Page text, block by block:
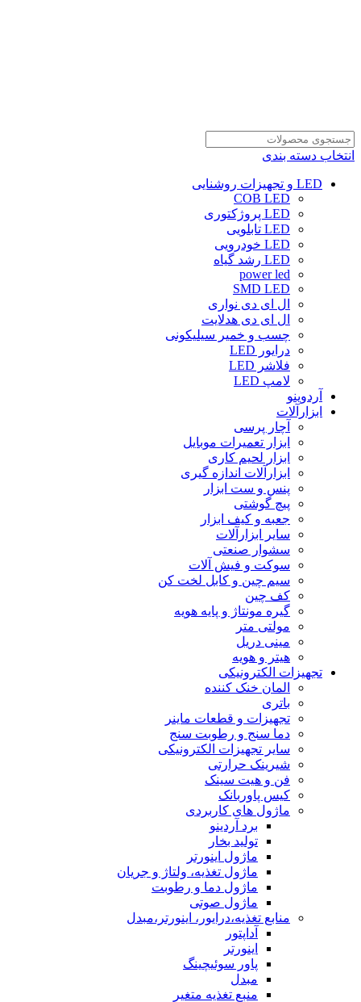
انتخاب دسته بندی
LED و تجهیزات روشنایی
COB LED
LED پروژکتوری
LED تابلویی
LED خودرویی
LED رشد گیاه
power led
SMD LED
ال ای دی نواری
ال ای دی هدلایت
چسب و خمیر سیلیکونی
درایور LED
فلاشر LED
لامپ LED
آردوینو
ابزارآلات
آچار پرسی
ابزار تعمیرات موبایل
ابزار لحیم کاری
ابزارآلات اندازه گیری
پنس و ست ابزار
پیچ گوشتی
جعبه و کیف ابزار
سایر ابزارآلات
سشوار صنعتی
سوکت و فیش آلات
سیم چین و کابل لخت کن
کف چین
گیره مونتاژ و پایه هویه
مولتی متر
مینی دریل
هیتر و هویه
تجهیزات الکترونیکی
المان خنک کننده
باتری
تجهیزات و قطعات ماینر
دما سنج و رطوبت سنج
سایر تجهیزات الکترونیکی
شیرینک حرارتی
فن و هیت سینک
کیس پاوربانک
ماژول های کاربردی
برد آردینو
تولید بخار
ماژول اینورتر
ماژول تغذیه، ولتاژ و جریان
ماژول دما و رطوبت
ماژول صوتی
منابع تغذیه،درایور، اینورتر،مبدل
آداپتور
اینورتر
پاور سوئیچینگ
مبدل
منبع تغذیه متغیر